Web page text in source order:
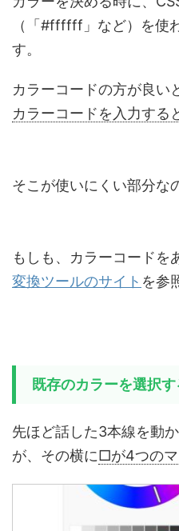
（「#ffffff」など）を使
す。
カラーコードの方が良い
カラーコードを入力する
そこが使いにくい部分な
もしも、カラーコードを
変換ツールのサイト を参
既存のカラーを選択
先ほど話した3本線を動
が、その横に□が4つのマ